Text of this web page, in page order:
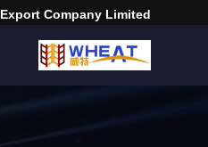
Company Limited